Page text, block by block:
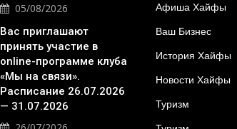
05/08/2026
Вас приглашают
принять участие в
online-программе клуба
«Мы на связи».
Расписание 26.07.2026
— 31.07.2026
Афиша Хайфы
Ваш Бизнес
История Хайфы
Новости Хайфы
Туризм